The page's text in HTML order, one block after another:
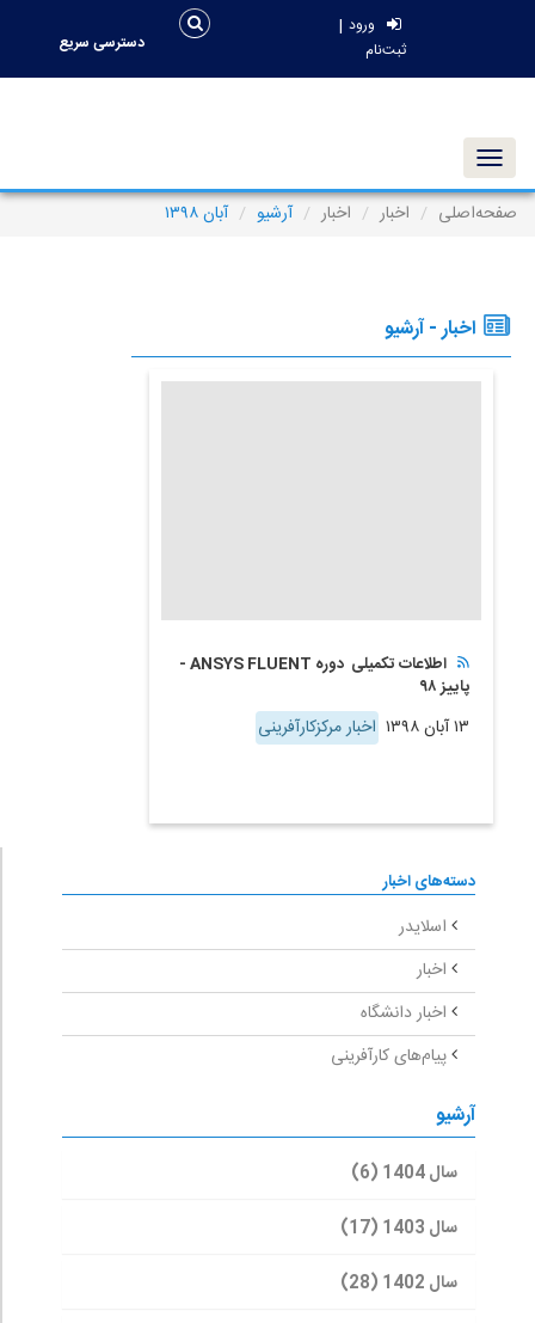
ورود |
ثبت‌نام دسترسی سریع
Toggle navigation
صفحه‌اصلی
اخبار اخبار آرشیو آبان ۱۳۹۸
اخبار - آرشیو
اطلاعات تکمیلی دوره ANSYS FLUENT -
پاییز ۹۸
۱۳ آبان ۱۳۹۸ اخبار مرکزکارآفرینی
دسته‌های اخبار
اسلایدر
اخبار
اخبار دانشگاه
پیام‌های کارآفرینی
آرشیو
سال 1404 (6)
سال 1403 (17)
سال 1402 (28)